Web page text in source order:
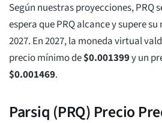
Según nuestras proyecciones, PRQ
espera que PRQ alcance y supere
2027. En 2027, la moneda virtual
precio mínimo de$0.001399y un
$0.001469.
Parsiq (PRQ) Precio